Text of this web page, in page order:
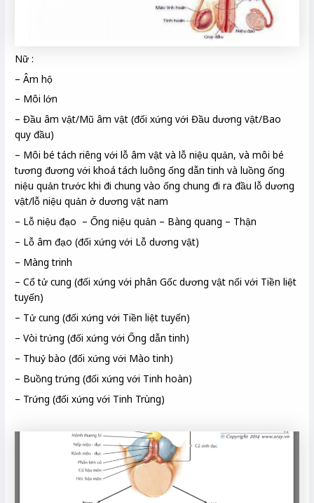
Nữ :
– Âm hộ
– Môi lớn
– Đầu âm vật/Mũ âm vật (đối xứng với Đầu dương vật/Bao
quy đầu)
– Môi bé tách riêng với lỗ âm vật và lỗ niệu quản, và môi bé
tương đương với khoá tách luông ống dẫn tinh và luồng ống
niệu quản trước khi đi chung vào ống chung đi ra đầu lỗ dương
vật/lỗ niệu quản ở dương vật nam
– Lỗ niệu đạo – Ống niệu quản – Bàng quang – Thận
– Lỗ âm đạo (đối xứng với Lỗ dương vật)
– Màng trinh
– Cổ tử cung (đối xứng với phân Gốc dương vật nối với Tiền liệt
tuyến)
– Tử cung (đối xứng với Tiền liệt tuyến)
– Vòi trứng (đối xứng với Ống dẫn tinh)
– Thuỷ bào (đối xứng với Mào tinh)
– Buồng trứng (đối xứng với Tinh hoàn)
– Trứng (đối xứng với Tinh Trùng)